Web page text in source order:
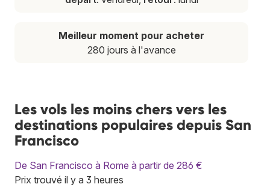
Meilleur moment pour acheter
280 jours à l'avance
Les vols les moins chers vers les
destinations populaires depuis San
Francisco
De San Francisco à Rome à partir de 286 €
Prix trouvé il y a 3 heures